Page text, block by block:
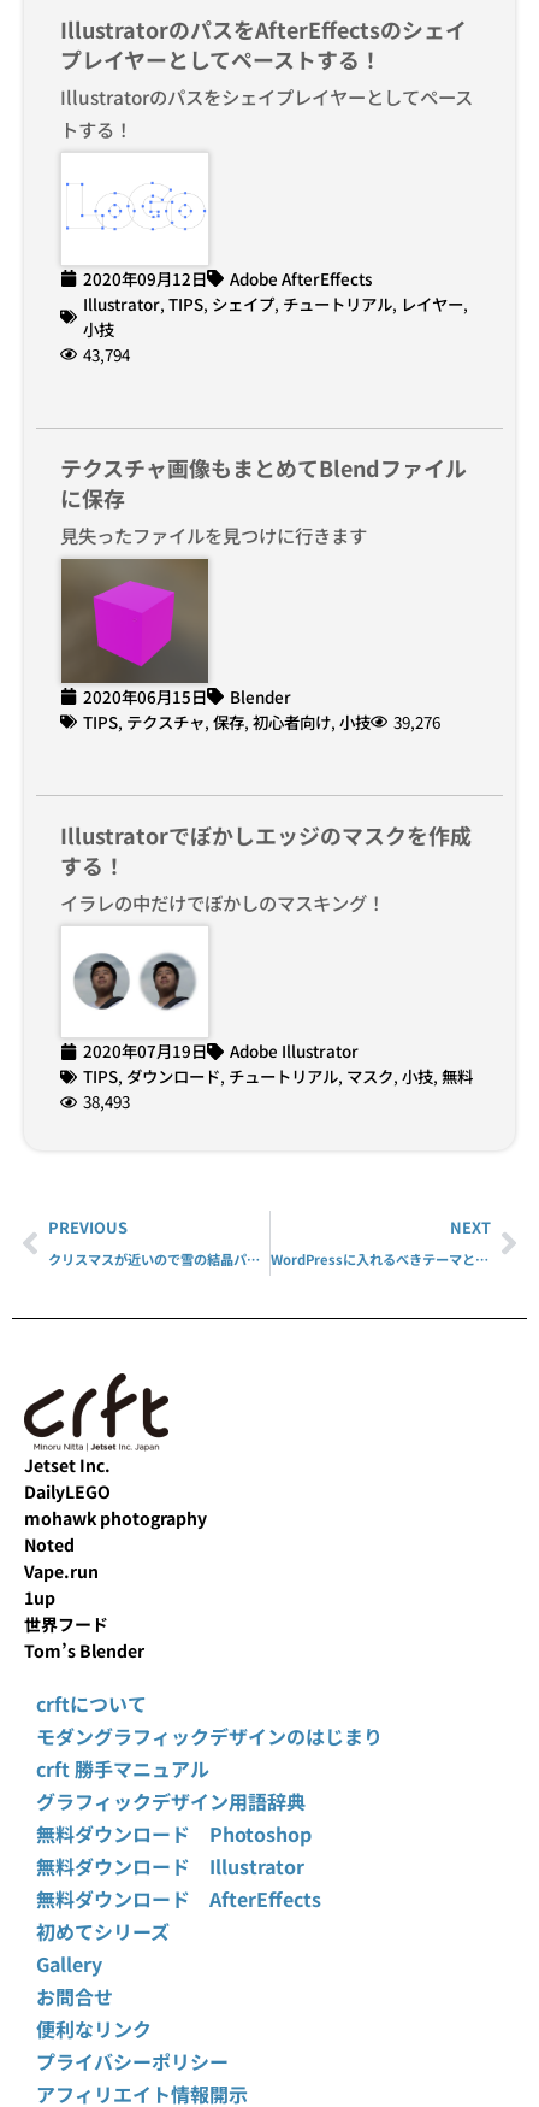
IllustratorのパスをAfterEffectsのシェイ
プレイヤーとしてペーストする！
Illustratorのパスをシェイプレイヤーとしてペース
トする！
2020年09月12日
Adobe AfterEffects
Illustrator, TIPS, シェイプ, チュートリアル, レイヤー,
小技
43,794
テクスチャ画像もまとめてBlendファイル
に保存
見失ったファイルを見つけに行きます
2020年06月15日
Blender
TIPS, テクスチャ, 保存, 初心者向け, 小技 39,276
Illustratorでぼかしエッジのマスクを作成
する！
イラレの中だけでぼかしのマスキング！
2020年07月19日
Adobe Illustrator
TIPS, ダウンロード, チュートリアル, マスク, 小技, 無料
38,493
PREVIOUS
クリスマスが近いので雪の結晶パターンを作ってみる
NEXT
WordPressに入れるべきテーマとプラグイン 2021総括、2022に向けて！
Jetset Inc.
DailyLEGO
mohawk photography
Noted
Vape.run
1up
世界フード
Tom’s Blender
crftについて
モダングラフィックデザインのはじまり
crft 勝手マニュアル
グラフィックデザイン用語辞典
無料ダウンロード Photoshop
無料ダウンロード Illustrator
無料ダウンロード AfterEffects
初めてシリーズ
Gallery
お問合せ
便利なリンク
プライバシーポリシー
アフィリエイト情報開示